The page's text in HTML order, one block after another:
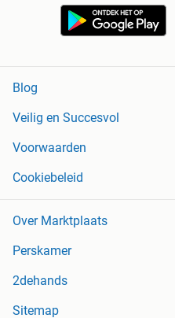
Blog
Veilig en Succesvol
Voorwaarden
Cookiebeleid
Over Marktplaats
Perskamer
2dehands
Sitemap